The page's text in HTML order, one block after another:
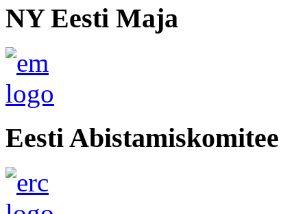
NY Eesti Maja
Eesti Abistamiskomitee